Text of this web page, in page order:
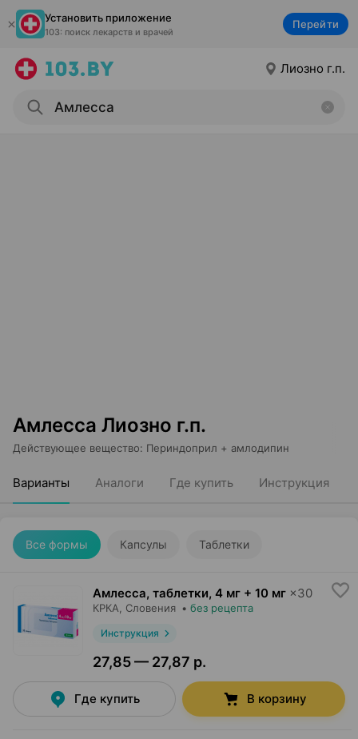
Установить приложение
103: поиск лекарств и врачей
Перейти
Лиозно г.п.
Амлесса Лиозно г.п.
Действующее вещество: Периндоприл + амлодипин
Варианты Аналоги Где купить Инструкция
Все формы Капсулы Таблетки
Амлесса, таблетки, 4 мг + 10 мг ×30
КРКА , Словения • без рецепта
Инструкция
27,85 — 27,87 р.
Где купить В корзину